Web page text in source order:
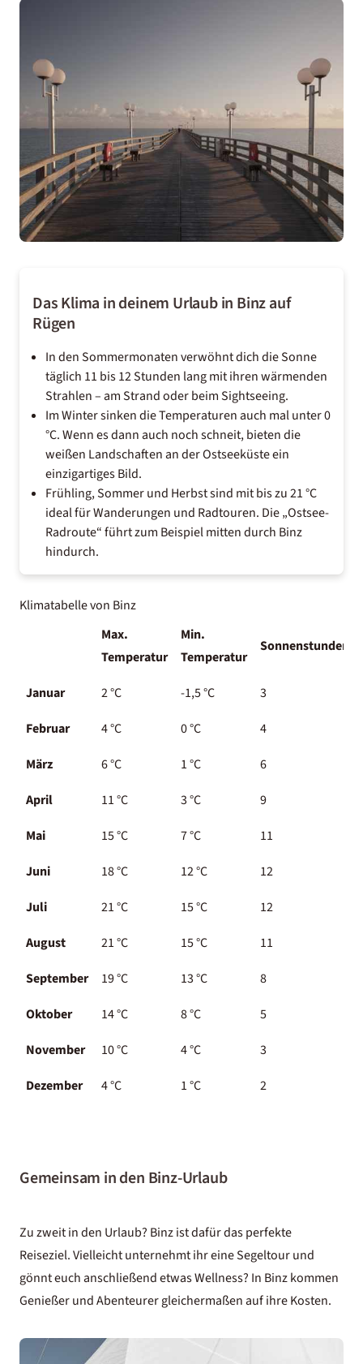
Das Klima in deinem Urlaub in Binz auf
Rügen
In den Sommermonaten verwöhnt dich die Sonne
täglich 11 bis 12 Stunden lang mit ihren wärmenden
Strahlen – am Strand oder beim Sightseeing.
Im Winter sinken die Temperaturen auch mal unter 0
°C. Wenn es dann auch noch schneit, bieten die
weißen Landschaften an der Ostseeküste ein
einzigartiges Bild.
Frühling, Sommer und Herbst sind mit bis zu 21 °C
ideal für Wanderungen und Radtouren. Die „Ostsee-
Radroute“ führt zum Beispiel mitten durch Binz
hindurch.
Klimatabelle von Binz
Max.
Temperatur
Min.
Temperatur
Sonnenstunden
Januar 2 °C -1,5 °C 3
Februar
4 °C 0 °C 4
März
6 °C 1 °C 6
April
11 °C 3 °C 9
Mai
15 °C 7 °C 11
Juni
18 °C 12 °C 12
Juli
21 °C 15 °C 12
August
21 °C 15 °C 11
September
19 °C 13 °C 8
Oktober
14 °C 8 °C 5
November
10 °C 4 °C 3
Dezember
4 °C 1 °C 2
Gemeinsam in den Binz-Urlaub
Zu zweit in den Urlaub? Binz ist dafür das perfekte
Reiseziel. Vielleicht unternehmt ihr eine Segeltour und
gönnt euch anschließend etwas Wellness? In Binz kommen
Genießer und Abenteurer gleichermaßen auf ihre Kosten.